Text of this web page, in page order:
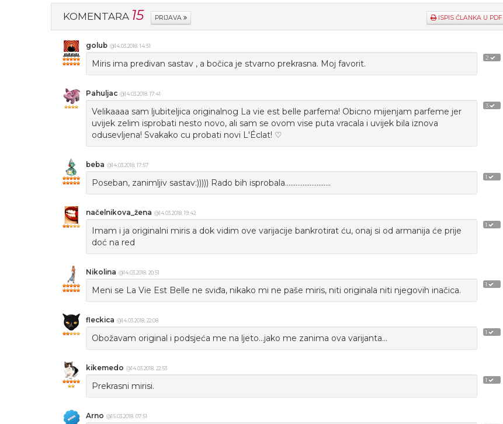
KOMENTARA 15 PRIJAVA ISPIS ČLANKA U PDF
2
golub @14.03.2018. 14:51
Miris ima predivan sastav , a bočica je stvarno prekrasna. Moj favorit.
3
Pahuljac @14.03.2018. 17:41
Velikaaaa sam ljubiteljica originalnog La vie est belle parfema! Obicno mijenjam parfeme jer
uvijek zelim isprobati nesto novo, ali sam se ovom vise puta vracala i uvijek bila iznova
odusevljena! Svakako cu probati novi L'Éclat! ♡
1
beba @14.03.2018. 17:57
Poseban, zanimljiv sastav:))))) Rado bih isprobala..........................
1
načelnikova_žena @14.03.2018. 19:42
Imam i ja originalni miris a dok vidim ove varijacije bankrotirat ću, onaj si od armanija će prije
doć na red
1
Nikolina @14.03.2018. 20:51
Meni se La Vie Est Belle ne sviđa, nikako mi ne paše miris, niti originala niti njegovih inačica.
1
fleckica @14.03.2018. 22:08
Obožavam original i podsjeća me na ljeto...jako me zanima ova varijanta...
1
kikemedo @14.03.2018. 22:53
Prekrasni mirisi.
Arno @15.03.2018. 07:51